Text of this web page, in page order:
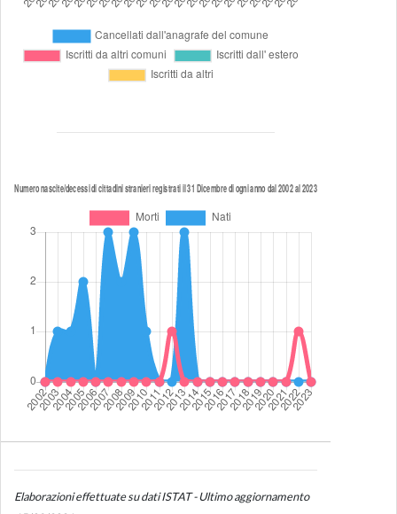
Elaborazioni effettuate su dati ISTAT - Ultimo aggiornamento